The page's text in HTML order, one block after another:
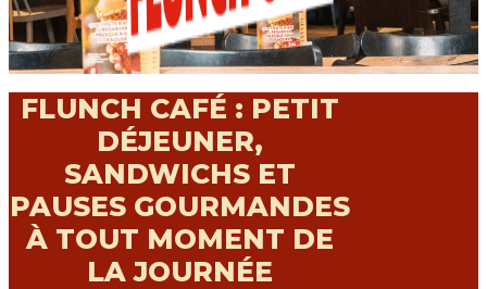
FLUNCH CAFÉ : PETIT
DÉJEUNER,
SANDWICHS ET
PAUSES GOURMANDES
À TOUT MOMENT DE
LA JOURNÉE